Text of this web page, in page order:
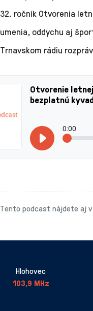
32. ročník Otvorenia
umenia, oddychu aj
Trnavskom rádiu
Otvorenie
bezplatnú
0:00
Tento podcast nájdete aj v
Hlohovec
103,9 MHz